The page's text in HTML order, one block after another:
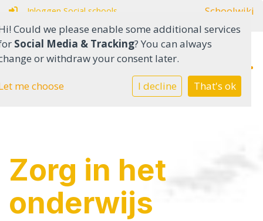
Inloggen Social schools Schoolwiki
Home
Onze school
Ouders
Zorg in het
onderwijs
Could we please enable some additional services
Social Media & Tracking? You can always
or withdraw your consent later.
me choose I decline That's ok